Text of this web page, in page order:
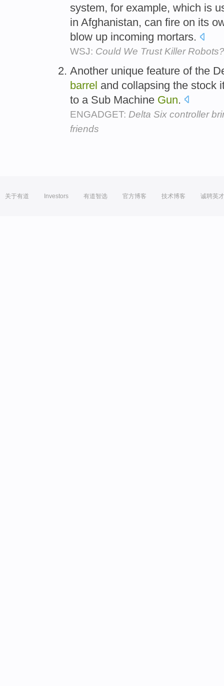
system, for example, which is
in Afghanistan, can fire on its
blow up incoming mortars.
WSJ: Could We Trust Killer Robots?
Another unique feature of the
barrel and collapsing the stock
to a Sub Machine Gun.
ENGADGET: Delta Six controller
friends
关于有道 Investors 有道智选 官方博客 技术博客 诚聘英才